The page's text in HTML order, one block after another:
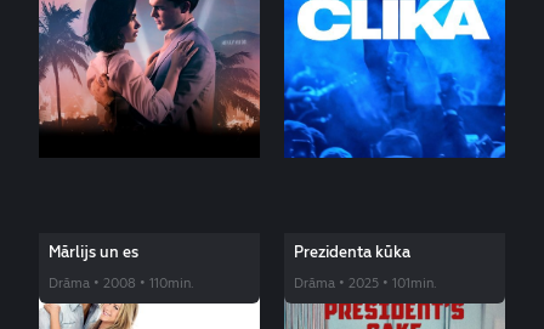
Mārlijs un es
Drāma • 2008 • 110min.
Prezidenta kūka
Drāma • 2025 • 101min.